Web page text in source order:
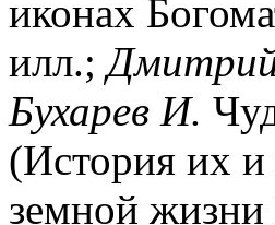
иконах
илл.;
Бухарев И.
(История их
земной